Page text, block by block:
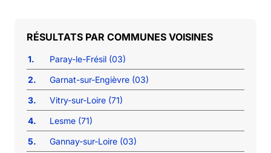
COMMUNES VOISINES
1.
Paray-le-Frésil (03)
2.
Garnat-sur-Engièvre (03)
3.
Vitry-sur-Loire (71)
4.
Lesme (71)
5.
Gannay-sur-Loire (03)